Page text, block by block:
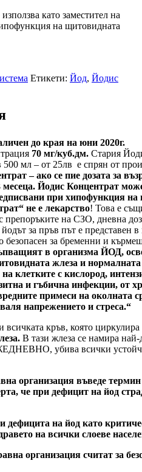
като заместител на
на щитовидната
Етикети: Йод, Йодис
до края на юни 2020г.
70 мг/куб.дм. Стария
500 мл – от 25лв е спрян от
– ако се пие дозата за
месеца. Йодис Концентрат
при хипофункция
не е лекарство! Това е
препоръките на СЗО, дневна
за пръв път е представен
безопасен за бременни и
в организма ЙОД,
жлеза и
клетките с кислород,
и гъбична инфекции, от
примеси на околната
напрежението и стреса.“
кръв, която
В тази жлеза се намира
убива всички
организация въведе
че при дефицит на йод
дефицита на йод като
на всички слоеве
организация считат за